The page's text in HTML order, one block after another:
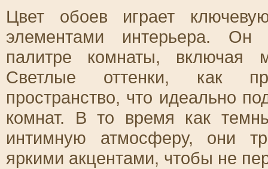
Цвет обоев играет
элементами интерьера. Он
палитре комнаты, включая
Светлые оттенки, как
пространство, что идеально
комнат. В то время как
интимную атмосферу, они
яркими акцентами, чтобы не